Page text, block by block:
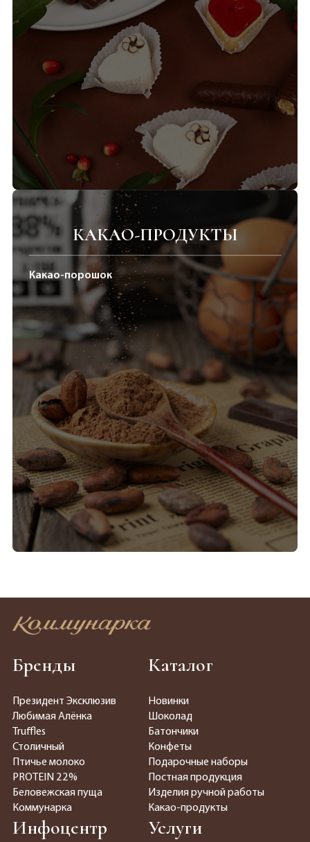
КАКАО-ПРОДУКТЫ
Какао-порошок
Бренды
Президент Эксклюзив
Любимая Алёнка
Truffles
Столичный
Птичье молоко
PROTEIN 22%
Беловежская пуща
Коммунарка
Каталог
Новинки
Шоколад
Батончики
Конфеты
Подарочные наборы
Постная продукция
Изделия ручной работы
Какао-продукты
Инфоцентр Услуги